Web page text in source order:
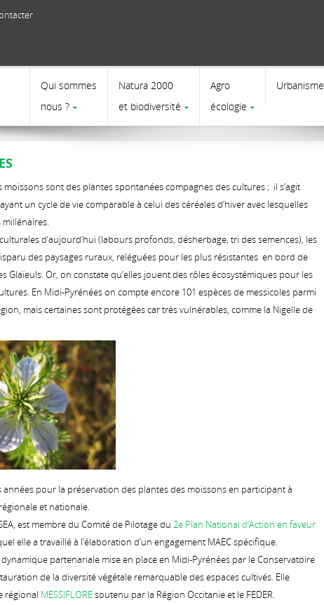
Qui sommes
nous ?
Natura 2000
et biodiversité
Agro
écologie
Urbanisme
sont des plantes spontanées compagnes des cultures ; il s’agit
un cycle de vie comparable à celui des céréales d’hiver avec lesquelles
d’aujourd’hui (labours profonds, désherbage, tri des semences), les
des paysages ruraux, reléguées pour les plus résistantes en bord de
Glaïeuls. Or, on constate qu’elles jouent des rôles écosystémiques pour les
En Midi-Pyrénées on compte encore 101 espèces de messicoles parmi
mais certaines sont protégées car très vulnérables, comme la Nigelle de
années pour la préservation des plantes des moissons en participant à
et nationale.
est membre du Comité de Pilotage du 2e Plan National d’Action en faveur
elle a travaillé à l’élaboration d’un engagement MAEC spécifique.
dynamique partenariale mise en place en Midi-Pyrénées par le Conservatoire
de la diversité végétale remarquable des espaces cultivés. Elle
régional MESSIFLOREsoutenu par la Région Occitanie et le FEDER.